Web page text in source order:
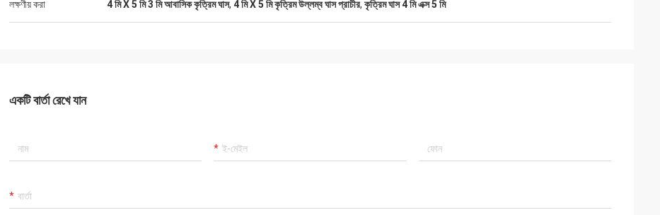
এই পারস্পরিক সহযোগিতা প্রায় 4 বছর ধরে স্থায়ী হয় এবং
অরুণ প্যাটেল
লক্ষণীয় করা 4 মি X 5 মি 3 মি আবাসিক কৃত্রিম ঘাস, 4 মি X 5 মি কৃত্রিম উল্লম্ব ঘাস প্রাচীর, কৃত্রিম ঘাস 4 মি এক্স 5 মি
একটি বার্তা রেখে যান